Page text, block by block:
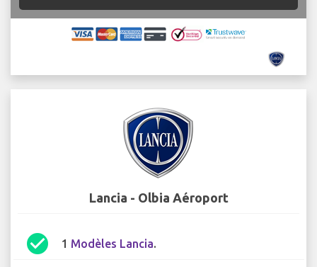
Lancia - Olbia Aéroport
check_circle 1 Modèles Lancia.